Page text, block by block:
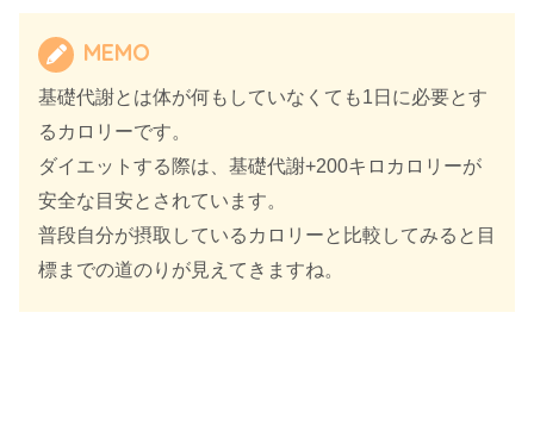
MEMO
基礎代謝とは体が何もしていなくても1日に必要とす
るカロリーです。
ダイエットする際は、基礎代謝+200キロカロリーが
安全な目安とされています。
普段自分が摂取しているカロリーと比較してみると目
標までの道のりが見えてきますね。